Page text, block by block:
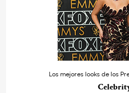
Los mejores looks de los